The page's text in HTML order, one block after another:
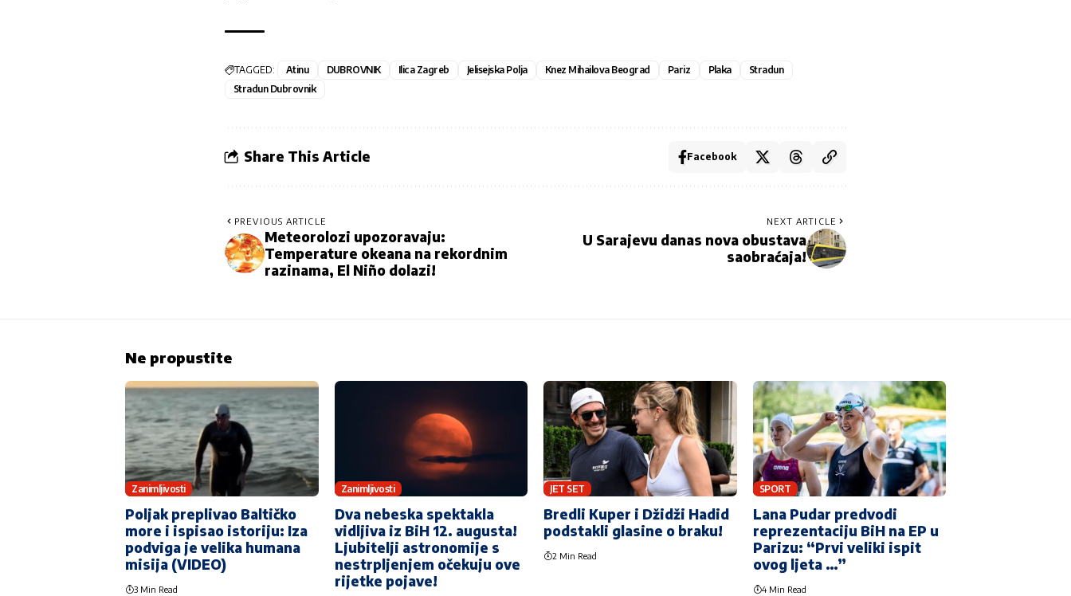
TAGGED: Atinu DUBROVNIK Ilica Zagreb Jelisejska Polja Knez Mihailova Beograd Pariz Plaka
Stradun
Stradun Dubrovnik
Share This Article Facebook
PREVIOUS ARTICLE
Meteorolozi upozoravaju:
Temperature okeana na rekordnim
razinama, El Niño dolazi!
NEXT ARTICLE
U Sarajevu danas nova obustava
saobraćaja!
Ne propustite
Zanimljivosti
Poljak preplivao Baltičko
more i ispisao istoriju: Iza
podviga je velika humana
misija (VIDEO)
3 Min Read
Zanimljivosti
Dva nebeska spektakla
vidljiva iz BiH 12. augusta!
Ljubitelji astronomije s
nestrpljenjem očekuju ove
rijetke pojave!
JET SET
Bredli Kuper i Džidži Hadid
podstakli glasine o braku!
2 Min Read
SPORT
Lana Pudar predvodi
reprezentaciju BiH na EP u
Parizu: “Prvi veliki ispit
ovog ljeta …”
4 Min Read